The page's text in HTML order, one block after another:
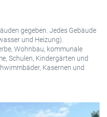
gegeben. Jedes Gebäude
und Heizung).
Wohnbau, kommunale
Schulen, Kindergärten und
Kasernen und